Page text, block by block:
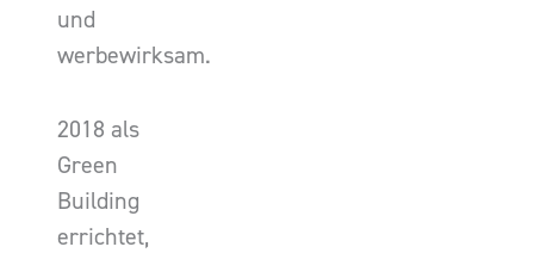
und
werbewirksam.
2018 als
Green
Building
errichtet,